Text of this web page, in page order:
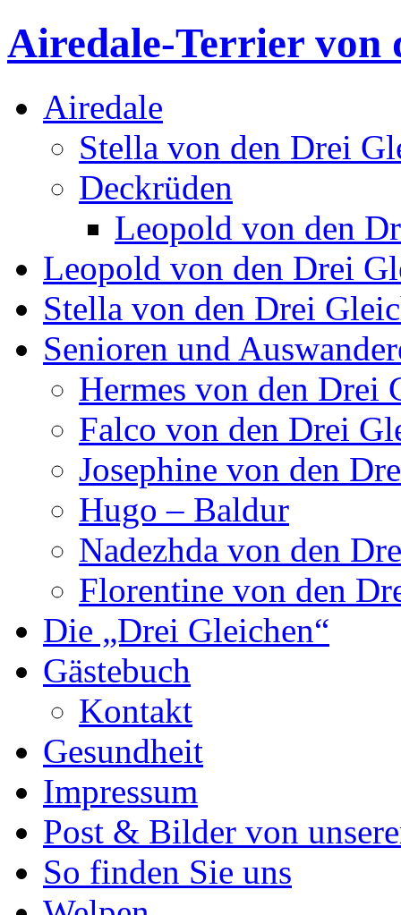
Airedale-Terrier von
Airedale
Stella von den Drei
Deckrüden
Leopold von den
Leopold von den Drei
Stella von den Drei
Senioren und
Hermes von den Drei
Falco von den Drei
Josephine von den
Hugo – Baldur
Nadezhda von den
Florentine von den
Die „Drei Gleichen“
Gästebuch
Kontakt
Gesundheit
Impressum
Post & Bilder von
So finden Sie uns